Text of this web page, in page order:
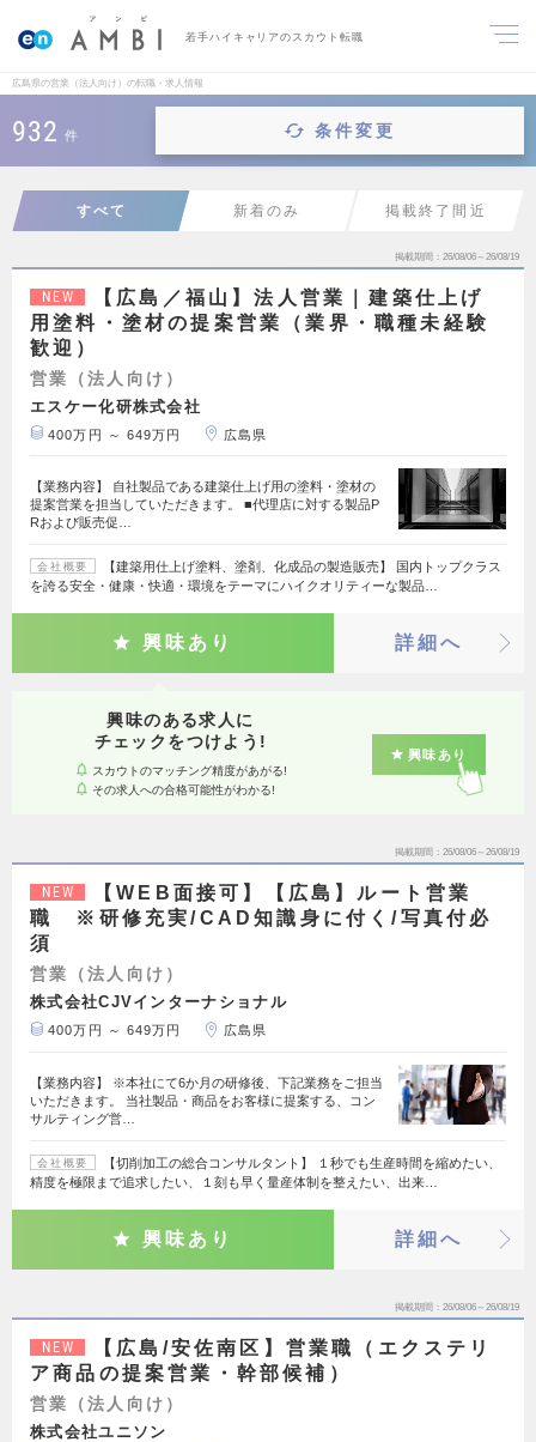
若手ハイキャリアのスカウト転職
広島県の営業（法人向け）の転職・求人情報
932 件 条件変更
すべて 新着のみ 掲載終了間近
掲載期間 26/08/06～26/08/19
NEW
【広島／福山】法人営業｜建築仕上げ
用塗料・塗材の提案営業（業界・職種未経験
歓迎）
営業（法人向け）
エスケー化研株式会社
400万円 ～ 649万円 広島県
【業務内容】 自社製品である建築仕上げ用の塗料・塗材の
提案営業を担当していただきます。 ■代理店に対する製品P
Rおよび販売促…
会社概要
【建築用仕上げ塗料、塗剤、化成品の製造販売】 国内トップクラス
を誇る安全・健康・快適・環境をテーマにハイクオリティーな製品…
興味あり 詳細へ
興味のある求人に
チェックをつけよう!
スカウトのマッチング精度があがる!
その求人への合格可能性がわかる!
興味あり
掲載期間 26/08/06～26/08/19
NEW
【WEB面接可】【広島】ルート営業
職 ※研修充実/CAD知識身に付く/写真付必
須
営業（法人向け）
株式会社CJVインターナショナル
400万円 ～ 649万円 広島県
【業務内容】 ※本社にて6か月の研修後、下記業務をご担当
いただきます。 当社製品・商品をお客様に提案する、コン
サルティング営…
会社概要
【切削加工の総合コンサルタント】 １秒でも生産時間を縮めたい、
精度を極限まで追求したい、１刻も早く量産体制を整えたい、出来…
興味あり 詳細へ
掲載期間 26/08/06～26/08/19
NEW
【広島/安佐南区】営業職（エクステリ
ア商品の提案営業・幹部候補）
営業（法人向け）
株式会社ユニソン